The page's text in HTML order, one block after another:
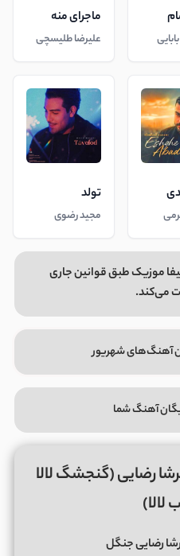
ماجرای منه
علیرضا طلیسچی
تولد
مجید رضوی
موزیک طبق قوانین جاری
می‌کند.
آهنگ‌های شهریور
آهنگ شما
رضایی (گنجشگ لالا
رضایی جنگل